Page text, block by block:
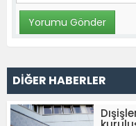
DİĞER HABERLER